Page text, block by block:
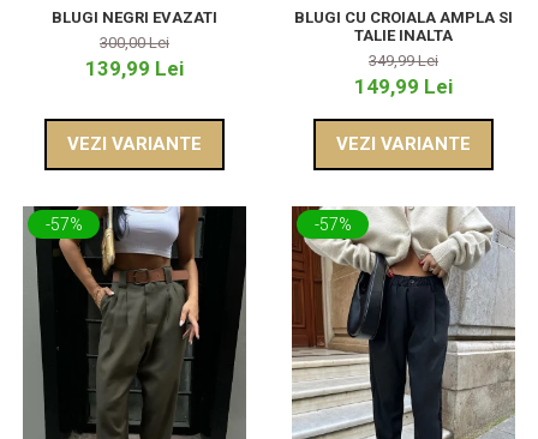
BLUGI NEGRI EVAZATI
300,00 Lei
139,99 Lei
VEZI VARIANTE
BLUGI CU CROIALA AMPLA SI
TALIE INALTA
349,99 Lei
149,99 Lei
VEZI VARIANTE
-57% -57%